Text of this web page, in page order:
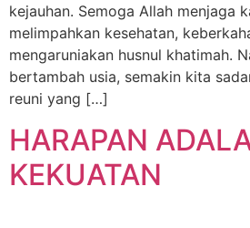
kejauhan. Semoga Allah menjaga
melimpahkan kesehatan,
mengaruniakan husnul khatimah.
bertambah usia, semakin kita
reuni yang […]
HARAPAN
KEKUATAN